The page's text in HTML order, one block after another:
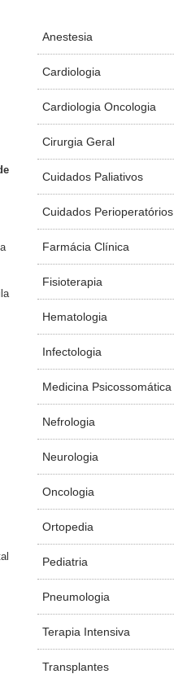
Anestesia
Cardiologia
Cardiologia Oncologia
Cirurgia Geral
Cuidados Paliativos
Cuidados Perioperatórios
Farmácia Clínica
Fisioterapia
Hematologia
Infectologia
Medicina Psicossomática
Nefrologia
Neurologia
Oncologia
Ortopedia
Pediatria
Pneumologia
Terapia Intensiva
Transplantes